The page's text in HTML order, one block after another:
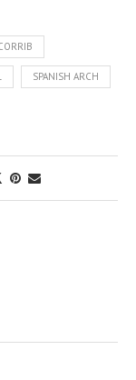
SPANISH ARCH